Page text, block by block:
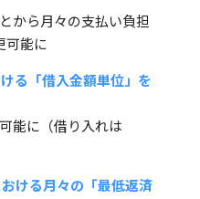
から月々の支払い負担
可能に
る「借入金額単位」を
能に（借り入れは
ける月々の「最低返済